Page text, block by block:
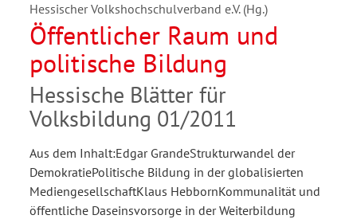
Hessischer Volkshochschulverband e.V. (Hg.)
Öffentlicher Raum und
politische Bildung
Hessische Blätter für
Volksbildung 01/2011
Aus dem Inhalt:Edgar GrandeStrukturwandel der
DemokratiePolitische Bildung in der globalisierten
MediengesellschaftKlaus HebbornKommunalität und
öffentliche Daseinsvorsorge in der Weiterbildung